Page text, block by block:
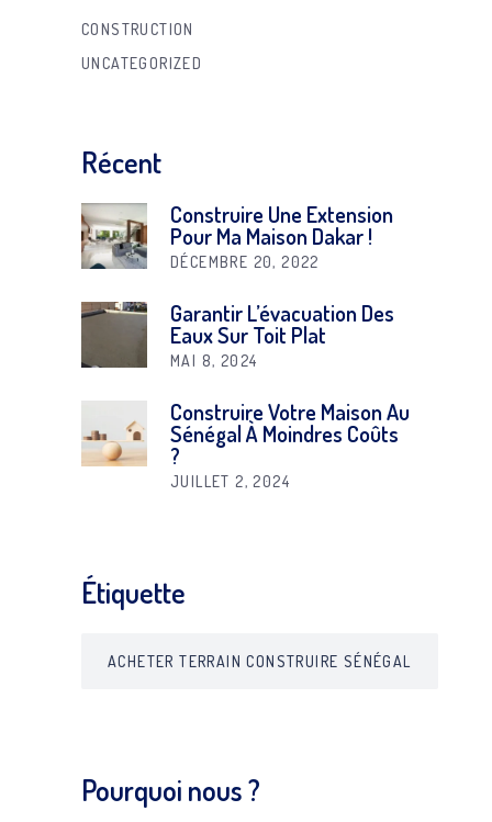
CONSTRUCTION
UNCATEGORIZED
Récent
Construire Une Extension
Pour Ma Maison Dakar !
DÉCEMBRE 20, 2022
Garantir L’évacuation Des
Eaux Sur Toit Plat
MAI 8, 2024
Construire Votre Maison Au
Sénégal À Moindres Coûts
?
JUILLET 2, 2024
Étiquette
ACHETER TERRAIN CONSTRUIRE SÉNÉGAL
Pourquoi nous ?